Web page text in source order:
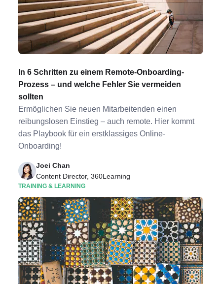
In 6 Schritten zu einem Remote-Onboarding-
Prozess – und welche Fehler Sie vermeiden
sollten
Ermöglichen Sie neuen Mitarbeitenden einen
reibungslosen Einstieg – auch remote. Hier kommt
das Playbook für ein erstklassiges Online-
Onboarding!
Joei Chan
Content Director, 360Learning
TRAINING & LEARNING